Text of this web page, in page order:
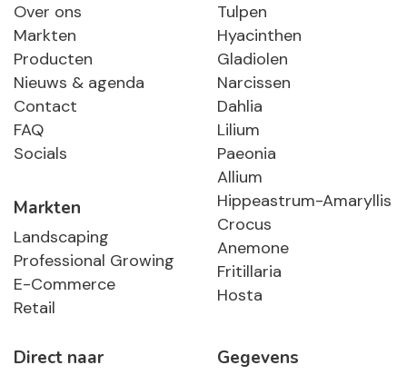
Over ons
Markten
Producten
Nieuws & agenda
Contact
FAQ
Socials
Markten
Landscaping
Professional Growing
E-Commerce
Retail
Tulpen
Hyacinthen
Gladiolen
Narcissen
Dahlia
Lilium
Paeonia
Allium
Hippeastrum-Amaryllis
Crocus
Anemone
Fritillaria
Hosta
Direct naar Gegevens